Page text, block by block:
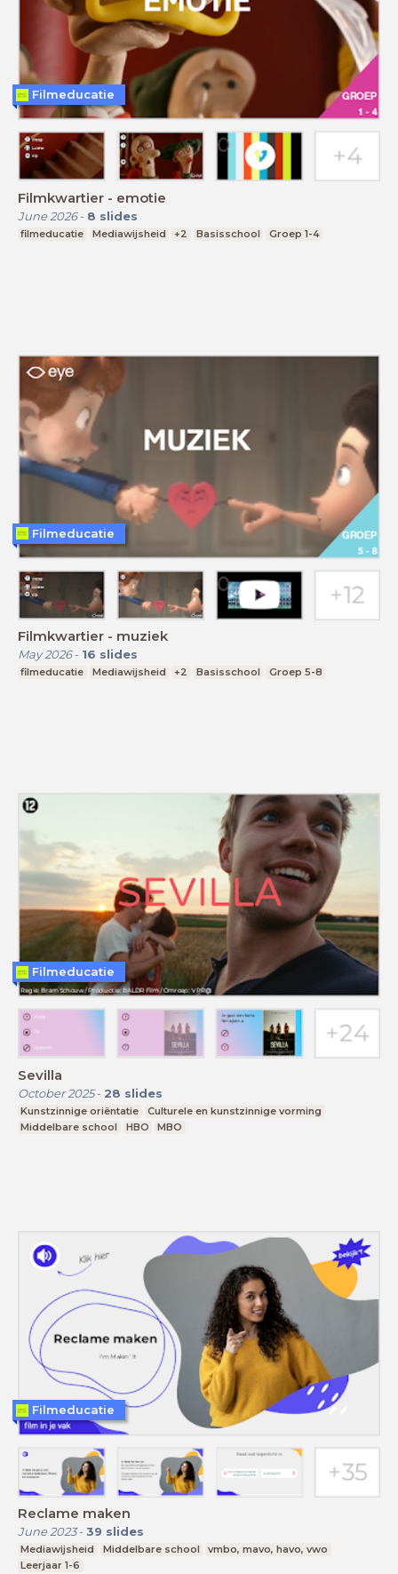
Filmkwartier - emotie
June 2026- 8 slides
filmeducatie Mediawijsheid +2 Basisschool Groep 1-4
Filmeducatie
Filmkwartier - muziek
May 2026- 16 slides
filmeducatie Mediawijsheid +2 Basisschool Groep 5-8
Filmeducatie
Sevilla
October 2025- 28 slides
Kunstzinnige oriëntatie
Culturele en kunstzinnige vorming
Middelbare school
HBO MBO
Filmeducatie
Reclame maken
June 2023- 39 slides
Mediawijsheid Middelbare school
vmbo, mavo, havo, vwo
Leerjaar 1-6
Filmeducatie